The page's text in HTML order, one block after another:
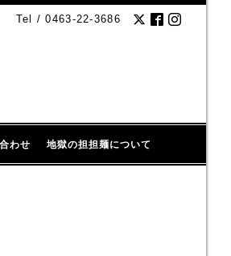
Tel / 0463-22-3686
わせ 地獄の担担麺について